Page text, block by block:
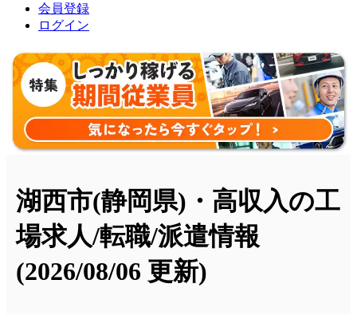
会員登録
ログイン
湖西市(静岡県)・高収入の工
場求人/転職/派遣情報
(2026/08/06 更新)